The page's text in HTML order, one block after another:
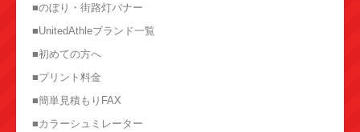
■のぼり・街路灯バナー
■UnitedAthleブランド一覧
■初めての方へ
■プリント料金
■簡単見積もりFAX
■カラーシュミレーター